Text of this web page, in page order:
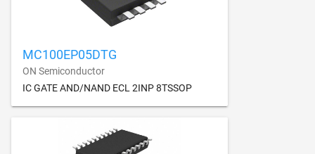
MC100EP05DTG
ON Semiconductor
IC GATE AND/NAND ECL 2INP 8TSSOP